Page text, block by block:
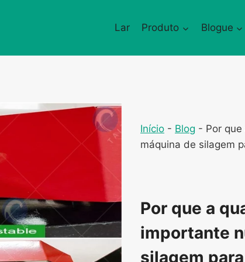
Lar Produto Blogue
Início - Blog - Por
máquina de silagem
Por que a
importante
silagem